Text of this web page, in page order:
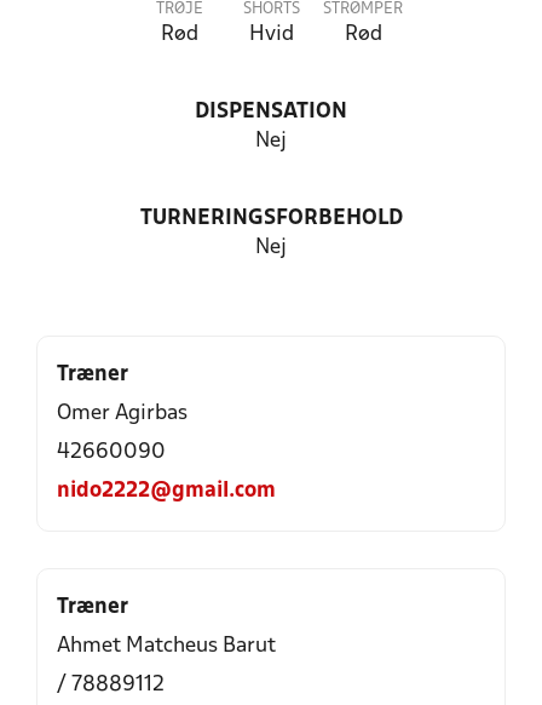
TRØJE
Rød
SHORTS
Hvid
STRØMPER
Rød
DISPENSATION
Nej
TURNERINGSFORBEHOLD
Nej
Træner
Omer Agirbas
42660090
nido2222@gmail.com
Træner
Ahmet Matcheus Barut
/ 78889112